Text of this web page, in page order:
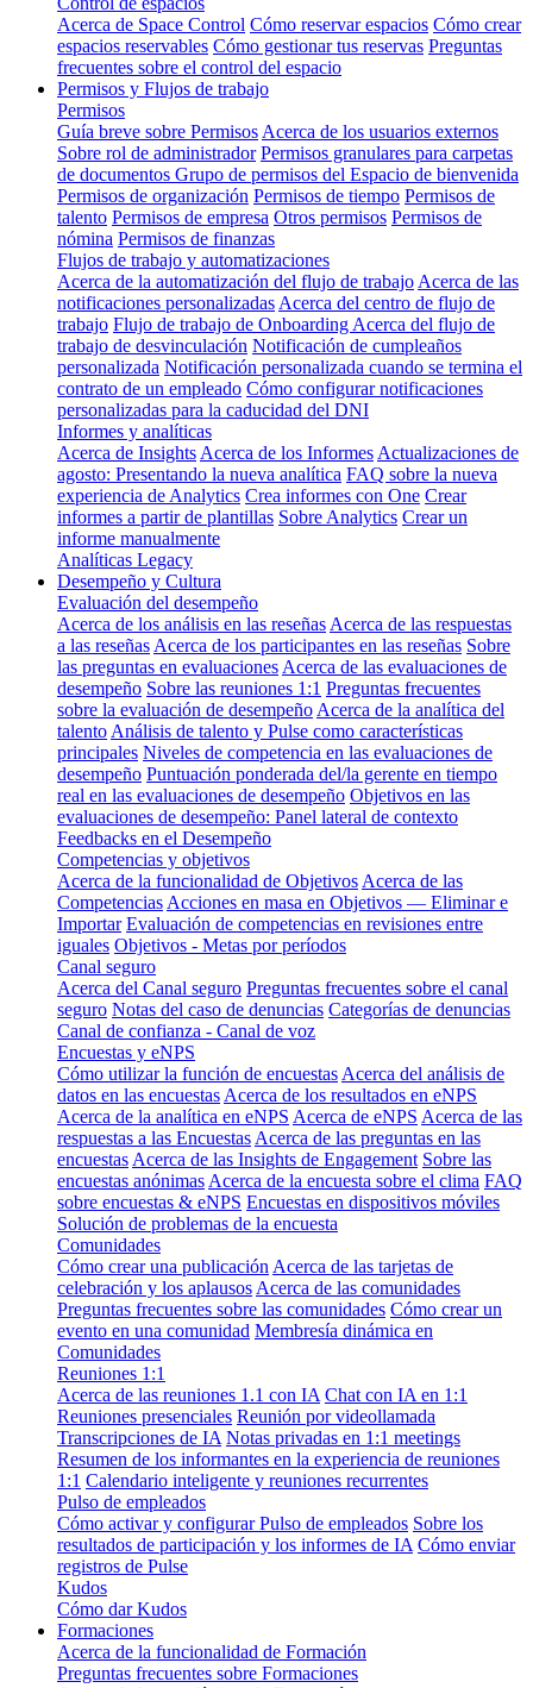
Acerca de Space Control Cómo reservar espacios Cómo crear
espacios reservables Cómo gestionar tus reservas Preguntas
frecuentes sobre el control del espacio
Permisos y Flujos de trabajo
Permisos
Guía breve sobre Permisos Acerca de los usuarios externos
Sobre rol de administrador Permisos granulares para carpetas
de documentos Grupo de permisos del Espacio de bienvenida
Permisos de organización Permisos de tiempo Permisos de
talento Permisos de empresa Otros permisos Permisos de
nómina Permisos de finanzas
Flujos de trabajo y automatizaciones
Acerca de la automatización del flujo de trabajo Acerca de las
notificaciones personalizadas Acerca del centro de flujo de
trabajo Flujo de trabajo de Onboarding Acerca del flujo de
trabajo de desvinculación Notificación de cumpleaños
personalizada Notificación personalizada cuando se termina el
contrato de un empleado Cómo configurar notificaciones
personalizadas para la caducidad del DNI
Informes y analíticas
Acerca de Insights Acerca de los Informes Actualizaciones de
agosto: Presentando la nueva analítica FAQ sobre la nueva
experiencia de Analytics Crea informes con One Crear
informes a partir de plantillas Sobre Analytics Crear un
informe manualmente
Analíticas Legacy
Desempeño y Cultura
Evaluación del desempeño
Acerca de los análisis en las reseñas Acerca de las respuestas
a las reseñas Acerca de los participantes en las reseñas Sobre
las preguntas en evaluaciones Acerca de las evaluaciones de
desempeño Sobre las reuniones 1:1 Preguntas frecuentes
sobre la evaluación de desempeño Acerca de la analítica del
talento Análisis de talento y Pulse como características
principales Niveles de competencia en las evaluaciones de
desempeño Puntuación ponderada del/la gerente en tiempo
real en las evaluaciones de desempeño Objetivos en las
evaluaciones de desempeño: Panel lateral de contexto
Feedbacks en el Desempeño
Competencias y objetivos
Acerca de la funcionalidad de Objetivos Acerca de las
Competencias Acciones en masa en Objetivos — Eliminar e
Importar Evaluación de competencias en revisiones entre
iguales Objetivos - Metas por períodos
Canal seguro
Acerca del Canal seguro Preguntas frecuentes sobre el canal
seguro Notas del caso de denuncias Categorías de denuncias
Canal de confianza - Canal de voz
Encuestas y eNPS
Cómo utilizar la función de encuestas Acerca del análisis de
datos en las encuestas Acerca de los resultados en eNPS
Acerca de la analítica en eNPS Acerca de eNPS Acerca de las
respuestas a las Encuestas Acerca de las preguntas en las
encuestas Acerca de las Insights de Engagement Sobre las
encuestas anónimas Acerca de la encuesta sobre el clima FAQ
sobre encuestas & eNPS Encuestas en dispositivos móviles
Solución de problemas de la encuesta
Comunidades
Cómo crear una publicación Acerca de las tarjetas de
celebración y los aplausos Acerca de las comunidades
Preguntas frecuentes sobre las comunidades Cómo crear un
evento en una comunidad Membresía dinámica en
Comunidades
Reuniones 1:1
Acerca de las reuniones 1.1 con IA Chat con IA en 1:1
Reuniones presenciales Reunión por videollamada
Transcripciones de IA Notas privadas en 1:1 meetings
Resumen de los informantes en la experiencia de reuniones
1:1 Calendario inteligente y reuniones recurrentes
Pulso de empleados
Cómo activar y configurar Pulso de empleados Sobre los
resultados de participación y los informes de IA Cómo enviar
registros de Pulse
Kudos
Cómo dar Kudos
Formaciones
Acerca de la funcionalidad de Formación
Preguntas frecuentes sobre Formaciones